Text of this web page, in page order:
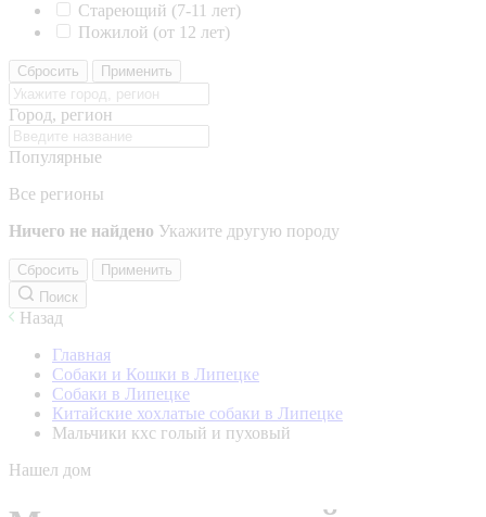
Стареющий (7-11 лет)
Пожилой (от 12 лет)
Сбросить Применить
Город, регион
Популярные
Все регионы
Ничего не найдено Укажите другую породу
Сбросить
Применить
Поиск
Назад
Главная
Собаки и Кошки в Липецке
Собаки в Липецке
Китайские хохлатые собаки в Липецке
Мальчики кхс голый и пуховый
Нашел дом